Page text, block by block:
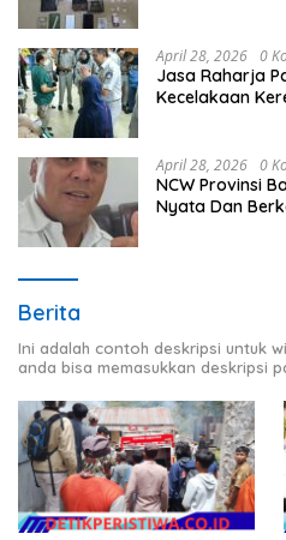
April 28, 2026 0
Jasa Raharja
Kecelakaan
April 28, 2026 0
NCW Provinsi
Nyata Dan
Berita
Ini adalah contoh deskripsi untuk
anda bisa memasukkan deskripsi